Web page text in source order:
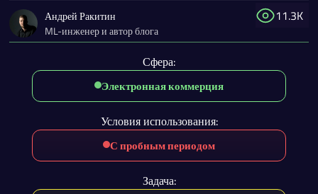
11.3K
Андрей Ракитин
ML-инженер и автор блога
Сфера:
Электронная коммерция
Условия использования:
С пробным периодом
Задача: